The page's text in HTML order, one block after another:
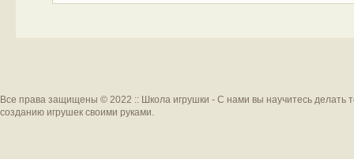
Все права защищены © 2022 :: Школа игрушки - С нами вы научитесь делать
созданию игрушек своими руками.